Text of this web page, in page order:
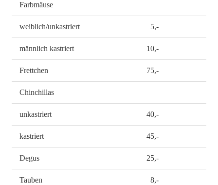
Farbmäuse
weiblich/unkastriert 5,-
männlich kastriert 10,-
Frettchen 75,-
Chinchillas
unkastriert 40,-
kastriert 45,-
Degus 25,-
Tauben 8,-